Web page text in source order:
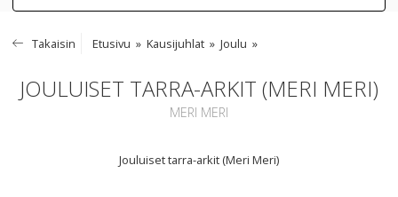
Takaisin Etusivu Kausijuhlat Joulu
JOULUISET TARRA-ARKIT (MERI MERI)
MERI MERI
Jouluiset tarra-arkit (Meri Meri)